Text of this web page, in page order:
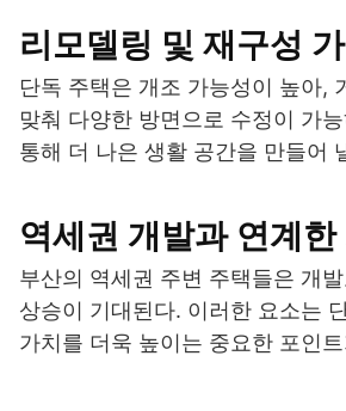
리모델링 및 재구성
단독 주택은 개조 가능성이 높아,
맞춰 다양한 방면으로 수정이 가
통해 더 나은 생활 공간을 만들어
역세권 개발과 연계
부산의 역세권 주변 주택들은 개
상승이 기대된다. 이러한 요소는
가치를 더욱 높이는 중요한 포인